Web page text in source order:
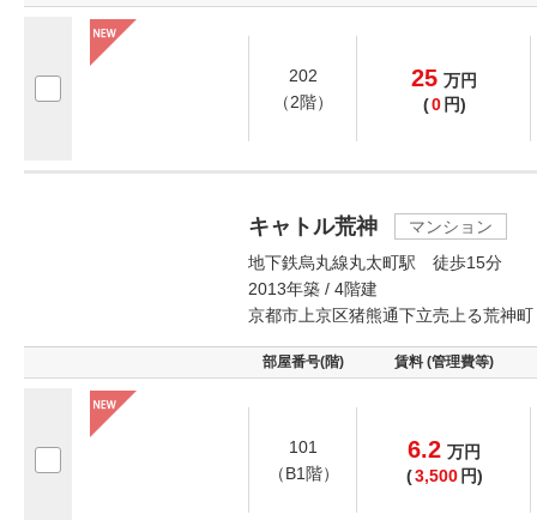
202
（2階）
25 万円
(0 円)
キャトル荒神
マンション
地下鉄烏丸線丸太町駅 徒歩15分
2013年築 / 4階建
京都市上京区猪熊通下立売上る荒神町
部屋番号(階) 賃料 (管理費等)
101
（B1階）
6.2 万円
(3,500 円)